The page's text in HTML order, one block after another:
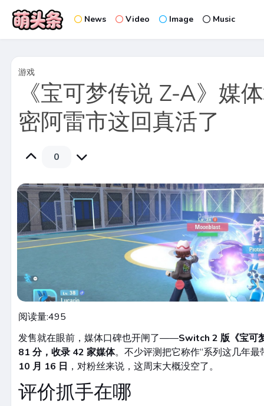
News Video Image Music
游戏
《宝可梦传说 Z-A》媒
密阿雷市这回真活了
0
阅读量:495
发售就在眼前，媒体口碑也开闸了——Switch 2 版《宝可
81 分，收录 42 家媒体。不少评测把它称作“系列这几年
10 月 16 日 ，对粉丝来说，这周末大概没空了。
评价抓手在哪